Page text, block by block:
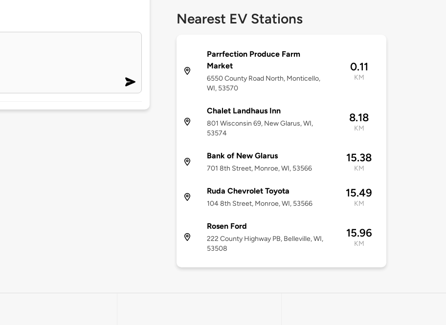
Nearest EV Stations
Parrfection Produce Farm
Market
6550 County Road North, Monticello,
WI, 53570
0.11
KM
Chalet Landhaus Inn
801 Wisconsin 69, New Glarus, WI,
53574
8.18
KM
Bank of New Glarus
701 8th Street, Monroe, WI, 53566
15.38
KM
Ruda Chevrolet Toyota
104 8th Street, Monroe, WI, 53566
15.49
KM
Rosen Ford
222 County Highway PB, Belleville, WI,
53508
15.96
KM